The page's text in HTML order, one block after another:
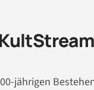
jährigen